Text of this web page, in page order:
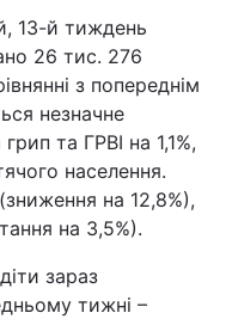
13-й тиждень
26 тис. 276
з попереднім
незначне
та ГРВІ на 1,1%,
населення.
на 12,8%),
на 3,5%).
зараз
тижні –